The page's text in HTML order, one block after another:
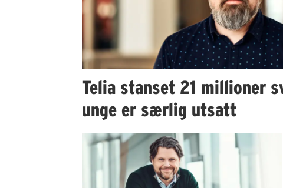
Telia stanset 21 millioner
unge er særlig utsatt